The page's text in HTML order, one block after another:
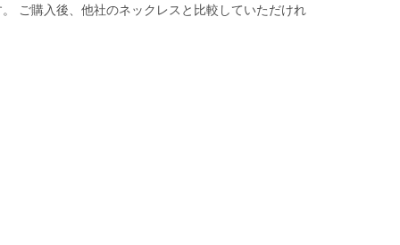
ご購入後、他社のネックレスと比較していただけれ